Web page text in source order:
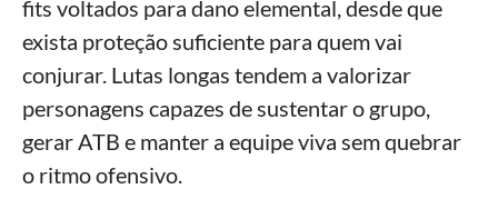
fits voltados para dano elemental, desde que
exista proteção suficiente para quem vai
conjurar. Lutas longas tendem a valorizar
personagens capazes de sustentar o grupo,
gerar ATB e manter a equipe viva sem quebrar
o ritmo ofensivo.